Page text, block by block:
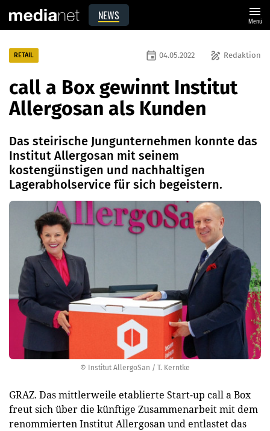
NEWS menu
Menü
© Institut AllergoSan / T. Kerntke
RETAIL draw Redaktion
event 04.05.2022
call a Box gewinnt Institut
Allergosan als Kunden
Das steirische Jungunternehmen konnte das
Institut Allergosan mit seinem
kostengünstigen und nachhaltigen
Lagerabholservice für sich begeistern.
GRAZ. Das mittlerweile etablierte Start-up call a Box
freut sich über die künftige Zusammenarbeit mit dem
renommierten Institut Allergosan und entlastet das